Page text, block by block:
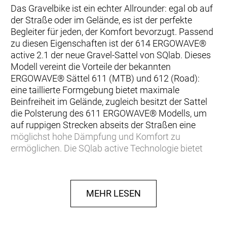
Das Gravelbike ist ein echter Allrounder: egal ob auf
der Straße oder im Gelände, es ist der perfekte
Begleiter für jeden, der Komfort bevorzugt. Passend
zu diesen Eigenschaften ist der 614 ERGOWAVE®
active 2.1 der neue Gravel-Sattel von SQlab. Dieses
Modell vereint die Vorteile der bekannten
ERGOWAVE® Sättel 611 (MTB) und 612 (Road):
eine taillierte Formgebung bietet maximale
Beinfreiheit im Gelände, zugleich besitzt der Sattel
die Polsterung des 611 ERGOWAVE® Modells, um
auf ruppigen Strecken abseits der Straßen eine
möglichst hohe Dämpfung und Komfort zu
ermöglichen. Die SQlab active Technologie bietet
Hochwertiger Kevlarbezug schützt die besonders
beanspruchten Stellen am Sattel. + Mehr Komfort
+ Plus Polsterung + Maximale Beinfreiheit +
MEHR LESEN